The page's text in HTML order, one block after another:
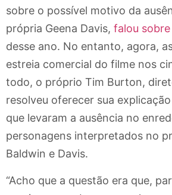
sobre o possível motivo da
própria Geena Davis, falou sobre
desse ano. No entanto, agora,
estreia comercial do filme nos
todo, o próprio Tim Burton,
resolveu oferecer sua
que levaram a ausência no
personagens interpretados no
Baldwin e Davis.
“Acho que a questão era que,